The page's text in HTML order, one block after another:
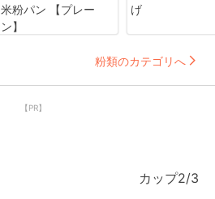
米粉パン 【プレー
ン】
げ
粉類のカテゴリへ
【PR】
カップ2/3